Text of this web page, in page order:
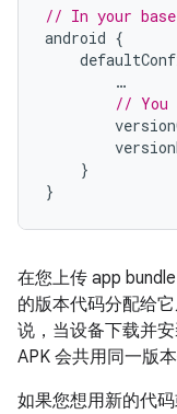
// In your
android {
…
// You
}
}
在您上传 app
的版本代码分配给
说，当设备下载并
APK 会共用同一版本
如果您想用新的代